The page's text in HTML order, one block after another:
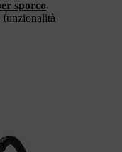
sporco
funzionalità